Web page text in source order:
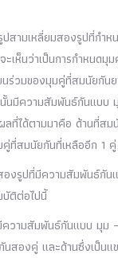
สามเหลี่ยมสองรูปที่กำห
เห็นว่าเป็นการกำหนดมุ
ร่วมของมุมคู่ที่สมนัยกัน
นมีความสัมพันธ์กันแบบ
ลที่ได้ตามมาคือ ด้านที่ส
ที่สมนัยกันที่เหลืออีก 1
องรูปที่มีความสัมพันธ์กัน
บัติต่อไปนี้
ความสัมพันธ์กันแบบ มุม
นสองคู่ และด้านซึ่งเป็นแ